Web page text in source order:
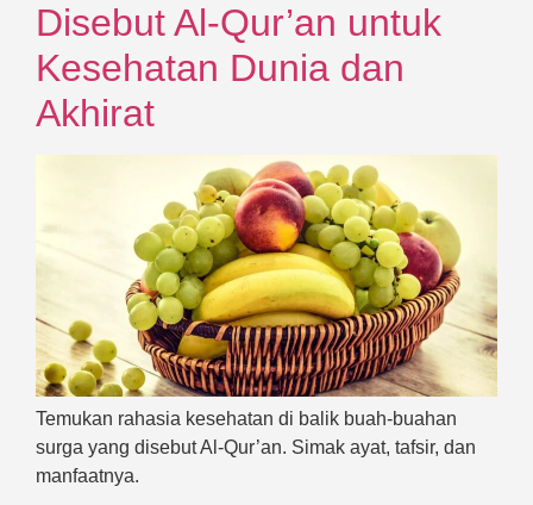
Disebut Al-Qur’an untuk
Kesehatan Dunia dan
Akhirat
Temukan rahasia kesehatan di balik buah-buahan
surga yang disebut Al-Qur’an. Simak ayat, tafsir, dan
manfaatnya.